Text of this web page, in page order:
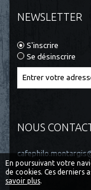
En poursuivant votre
de cookies. Ces derniers
savoir plus.
NEWSLETTER
S'inscrire
Se désinscrire
NOUS